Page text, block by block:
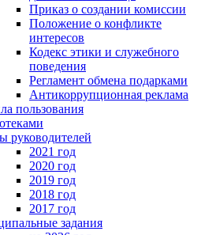
Приказ о создании комиссии
Положение о конфликте
интересов
Кодекс этики и служебного
поведения
Регламент обмена подарками
Антикоррупционная реклама
пользования
руководителей
2021 год
2020 год
2019 год
2018 год
2017 год
задания